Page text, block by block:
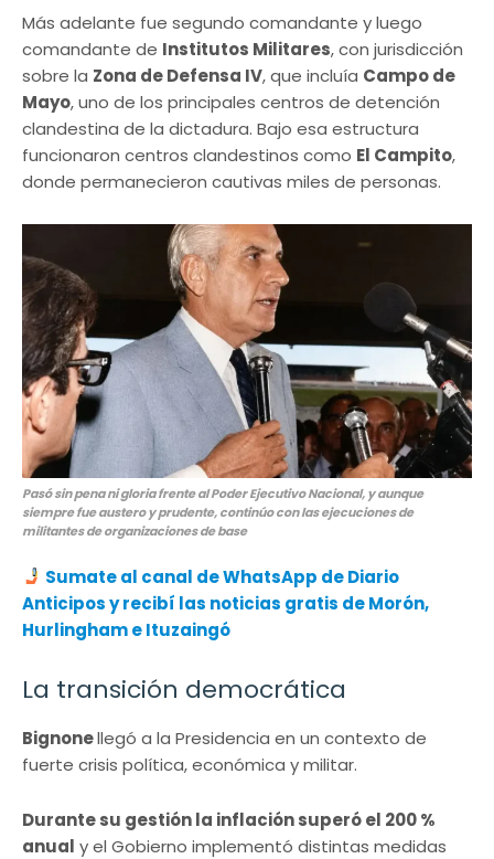
Más adelante fue segundo comandante y luego
comandante de Institutos Militares, con jurisdicción
sobre la Zona de Defensa IV, que incluía Campo de
Mayo, uno de los principales centros de detención
clandestina de la dictadura. Bajo esa estructura
funcionaron centros clandestinos como El Campito,
donde permanecieron cautivas miles de personas.
Pasó sin pena ni gloria frente al Poder Ejecutivo Nacional, y aunque
siempre fue austero y prudente, continúo con las ejecuciones de
militantes de organizaciones de base
Sumate al canal de WhatsApp de Diario
Anticipos y recibí las noticias gratis de Morón,
Hurlingham e Ituzaingó
La transición democrática
Bignonellegó a la Presidencia en un contexto de
fuerte crisis política, económica y militar.
Durante su gestión la inflación superó el 200 %
anual y el Gobierno implementó distintas medidas